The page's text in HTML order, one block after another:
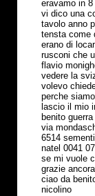
eravamo in
vi dico una
tavolo anno
tensta come
erano di
rusconi che
flavio
vedere la
volevo
perche
lascio il mio
benito guerra
via
6514
natel 0041
se mi vuole
grazie
ciao da
nicolino